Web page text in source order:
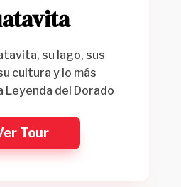
su lago, sus
cultura y lo más
Leyenda del Dorado
Tour